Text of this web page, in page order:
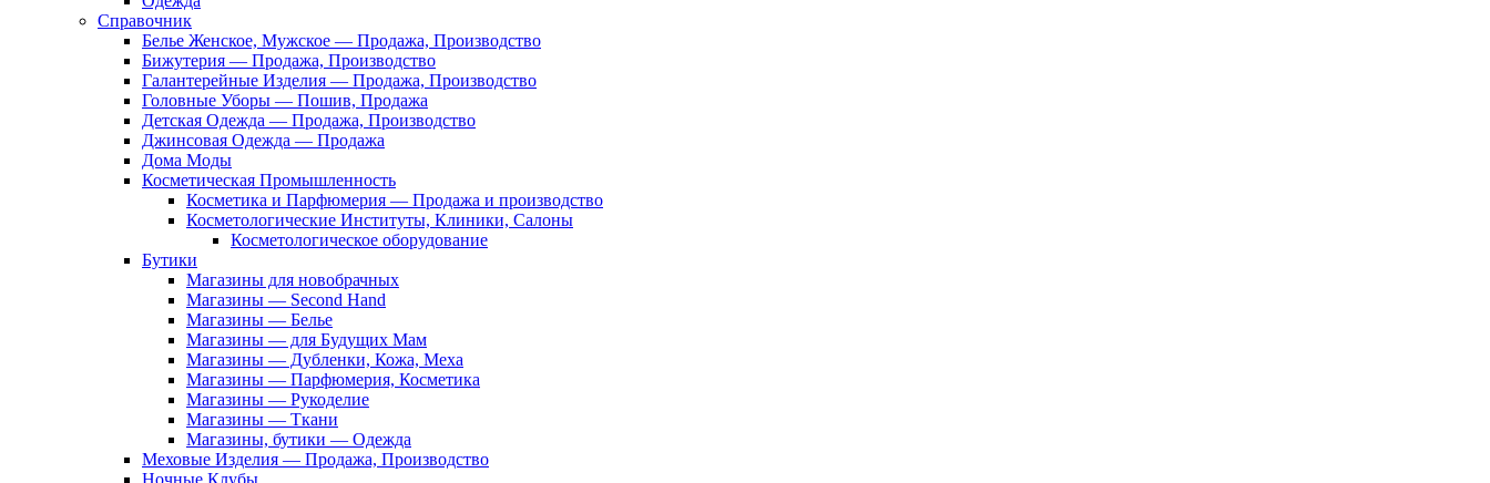
Справочник
Белье Женское, Мужское — Продажа, Производство
Бижутерия — Продажа, Производство
Галантерейные Изделия — Продажа, Производство
Головные Уборы — Пошив, Продажа
Детская Одежда — Продажа, Производство
Джинсовая Одежда — Продажа
Дома Моды
Косметическая Промышленность
Косметика и Парфюмерия — Продажа и производство
Косметологические Институты, Клиники, Салоны
Косметологическое оборудование
Бутики
Магазины для новобрачных
Магазины — Second Hand
Магазины — Белье
Магазины — для Будущих Мам
Магазины — Дубленки, Кожа, Меха
Магазины — Парфюмерия, Косметика
Магазины — Рукоделие
Магазины — Ткани
Магазины, бутики — Одежда
Меховые Изделия — Продажа, Производство
Ночные Клубы